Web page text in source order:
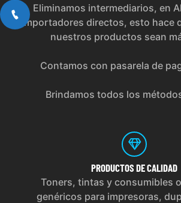
Eliminamos intermediarios, en
importadores directos, esto hace
nuestros productos sean
Contamos con pasarela de
Brindamos todos los
PRODUCTOS DE CALIDAD
Toners, tintas y consumibles
genéricos para impresoras,